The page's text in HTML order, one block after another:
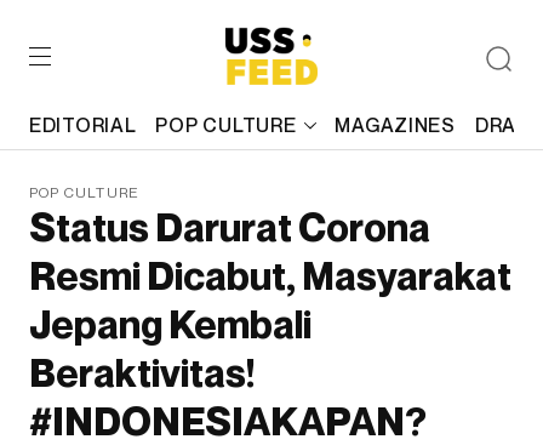
EDITORIAL POP CULTURE MAGAZINES
POP CULTURE
Status Darurat Corona
Resmi Dicabut, Masyarakat
Jepang Kembali
Beraktivitas!
#INDONESIAKAPAN?